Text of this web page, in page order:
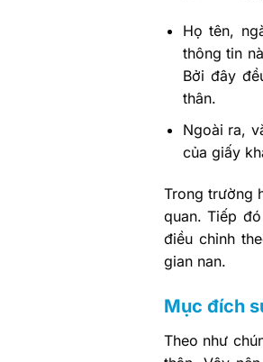
Họ tên,
thông tin
Bởi đây
thân.
Ngoài ra,
của giấy
Trong trường
quan. Tiếp
điều chỉnh
gian nan.
Mục đích
Theo như